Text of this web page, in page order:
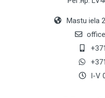
24% флавонгликозидов
Экстракт имбиря
Mastu iela
I-V